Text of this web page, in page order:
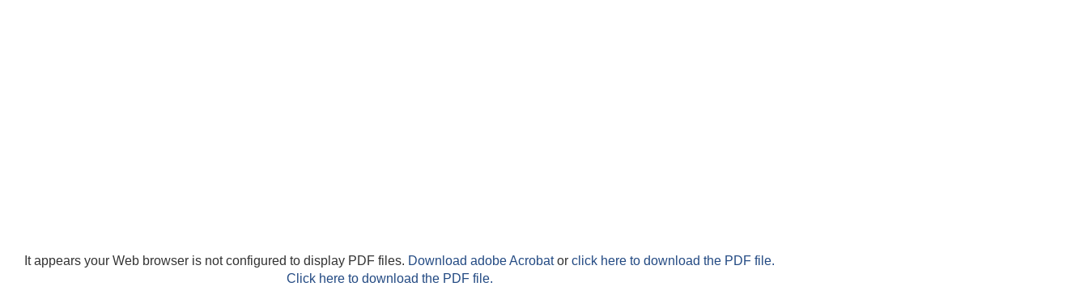
It appears your Web browser is not configured to display PDF files. Download adobe Acrobator click here to download the PDF file.
Click here to download the PDF file.